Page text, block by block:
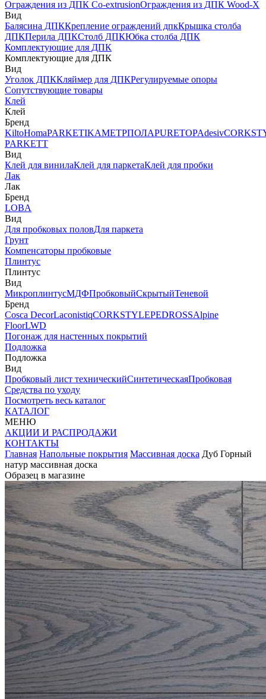
Ограждения из ДПК Co-extrusionОграждения из ДПК Wood-X
Вид
Балясина ДПККрепление ограждений дпкКрышка столба
ДПКПерила ДПКСтолб ДПКЮбка столба ДПК
Комплектующие для ДПК
Комплектующие для ДПК
Вид
Уголок ДПККляймер для ДПКРегулируемые опоры
Сопутствующие товары
Клей
Клей
Бренд
KiltoHomaPARKETIKAМЕТРПОЛАPURETOPAdesiv
PARKETT
Вид
Клей для винилаКлей для паркетаКлей для пробки
Лак
Лак
Бренд
LOBA
Вид
Для пробковых половДля паркета
Грунт
Компенсаторы пробковые
Плинтус
Плинтус
Вид
МикроплинтусМДФПробковыйСкрытыйТеневой
Бренд
Cosca DecorLaconistiqCORKSTYLEPEDROSSAlpine
FloorLWD
Погонаж для настенных покрытий
Подложка
Подложка
Вид
Пробковый лист техническийСинтетическаяПробковая
Средства по уходу
Посмотреть весь каталог
КАТАЛОГ
МЕНЮ
АКЦИИ И РАСПРОДАЖИ
КОНТАКТЫ
Главная Напольные покрытия Массивная доска Дуб Горный
натур массивная доска
Образец в магазине